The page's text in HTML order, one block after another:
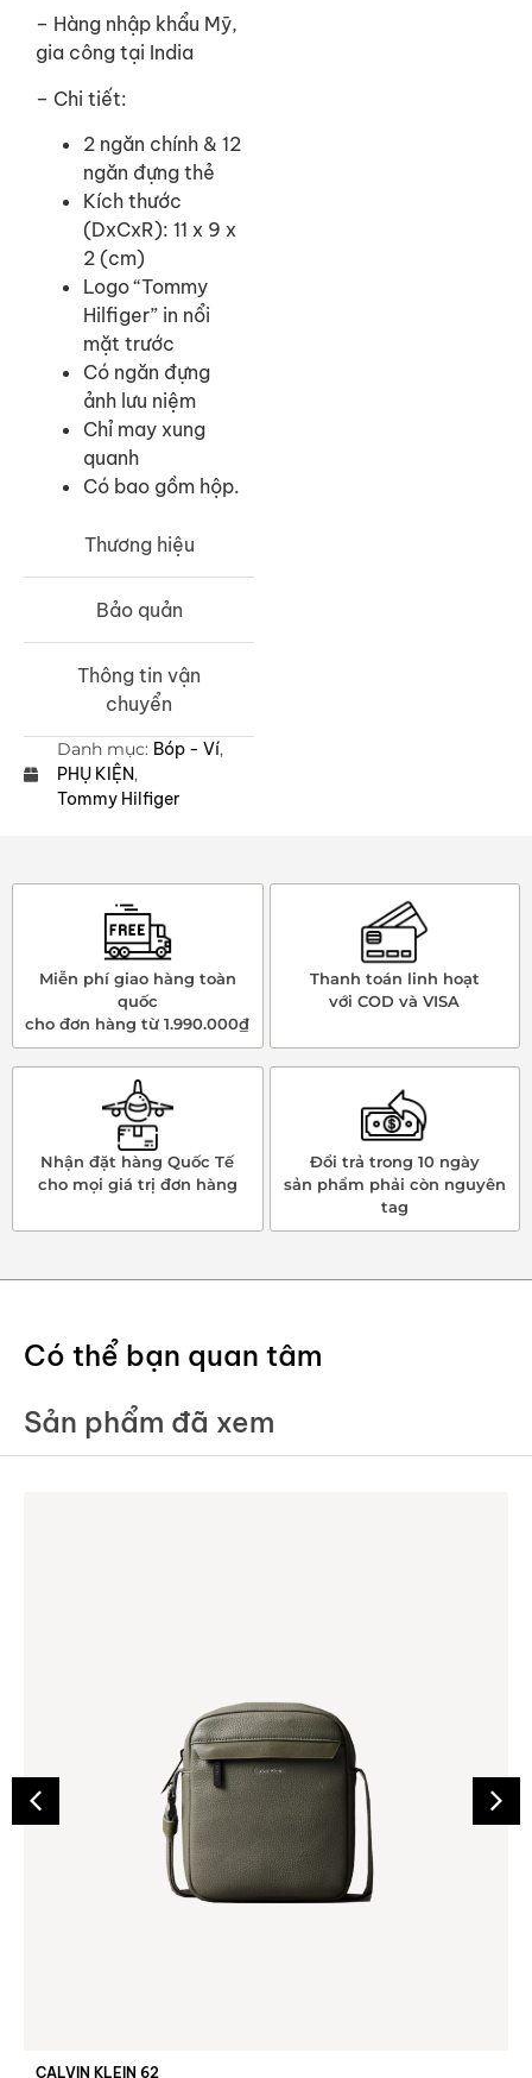
Thương hiệu
Bảo quản
Thông tin vận
chuyển
– Hàng nhập khẩu Mỹ,
gia công tại India
– Chi tiết:
2 ngăn chính & 12
ngăn đựng thẻ
Kích thước
(DxCxR): 11 x 9 x
2 (cm)
Logo “Tommy
Hilfiger” in nổi
mặt trước
Có ngăn đựng
ảnh lưu niệm
Chỉ may xung
quanh
Có bao gồm hộp.
Danh mục: Bóp - Ví,
PHỤ KIỆN,
Tommy Hilfiger
Miễn phí giao hàng toàn
quốc
cho đơn hàng từ 1.990.000₫
Thanh toán linh hoạt
với COD và VISA
Nhận đặt hàng Quốc Tế
cho mọi giá trị đơn hàng
Đổi trả trong 10 ngày
sản phẩm phải còn nguyên
tag
Có thể bạn quan tâm
Sản phẩm đã xem
CALVIN KLEIN 62